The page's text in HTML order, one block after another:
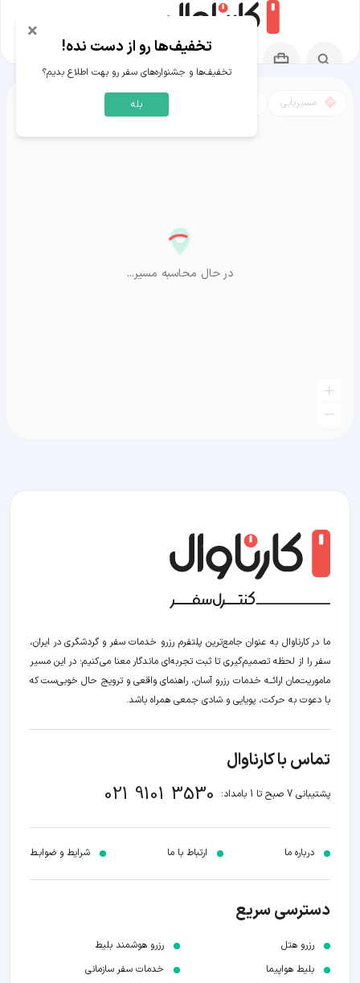
مسیریابی
در حال محاسبه مسیر...
ما در کارناوال به عنوان جامع‌ترین پلتفرم رزرو خدمات سفر و گردشگری در ایران،
سفر را از لحظه‌ تصمیم‌گیری تا ثبت تجربه‌ای ماندگار معنا می‌کنیم؛ در این مسیر‍
ماموریت‌مان اراﺋــﻪ خدمات رزرو آسان، راهنمای واقعی و ترویج حال خوبی‌ست که
با دعوت به حرکت، پویایی و شادی جمعی همراه باشد.
تماس با کارناوال
پشتیبانی 7 صبح تا 1 بامداد: 021 9101 3530
درباره ما ارتباط با ما شرایط و ضوابـط
دسترسی سریع
رزرو هتل
بلیط هواپیما
رزرو هوشمند بلیط
خدمات سفر سازمانی
× تخفیف‌ها رو از دست نده!
تخفیف‌ها و جشنواره‌های سفر رو بهت اطلاع بدیم؟
بله